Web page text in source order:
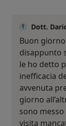
Dott.
Buon
disappunto
le ho detto
inefficacia
avvenuta
giorno
sono
visita